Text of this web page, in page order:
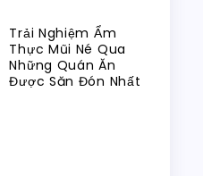
Trải Nghiệm Ẩm
Thực Mũi Né Qua
Những Quán Ăn
Được Săn Đón Nhất